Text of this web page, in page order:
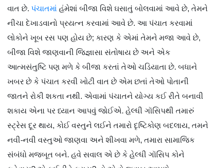
વાત છે. પંચાતમાં હંમેશાં બીજા વિશે ઘસાતું બોલવામાં આવે છે, તેમને
નીચા દેખાડવાનો પ્રયત્ન કરવામાં આવે છે. આ પંચાત કરવામાં
લોકોને ખૂબ રસ પણ હોય છે; કારણ કે એમાં તેમને મજા આવે છે,
બીજા વિશે જાણવાની જિજ્ઞાસા સંતોષાય છે અને એક
આત્મસંતુષ્ટિ પણ મળે કે બીજા કરતાં તેઓ ચડિયાતા છે. બધાને
ખબર છે કે પંચાત કરવી ખોટી વાત છે એમ છતાં તેઓ પોતાની
જાતને રોકી શકતા નથી. એવામાં પંચાતને યોગ્ય કઈ રીતે બનાવી
શકાય એના પર ધ્યાન આપવું જોઈએ. હેલ્ધી ગૉસિપથી તમારું
સ્ટ્રેસ દૂર થાય, કોઈ વસ્તુને લઈને તમારો દૃષ્ટિકોણ બદલાય, તમને
નવી-નવી વસ્તુઓ જાણવા અને શીખવા મળે, તમારા સામાજિક
સંબંધો મજબૂત બને. હવે સવાલ એ છે કે હેલ્ધી ગૉસિપ કોને